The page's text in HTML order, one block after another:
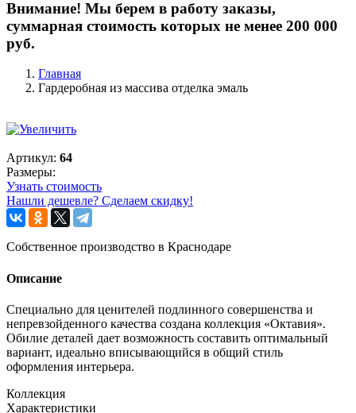
Внимание! Мы берем в работу заказы,
суммарная стоимость которых не менее 200 000
руб.
Главная
Гардеробная из массива отделка эмаль
Артикул: 64
Размеры:
Узнать стоимость
Нашли дешевле? Сделаем скидку!
Собственное производство в Краснодаре
Описание
Специально для ценителей подлинного совершенства и
непревзойденного качества создана коллекция «Октавия».
Обилие деталей дает возможность составить оптимальный
вариант, идеально вписывающийся в общий стиль
оформления интерьера.
Коллекция
Характеристики